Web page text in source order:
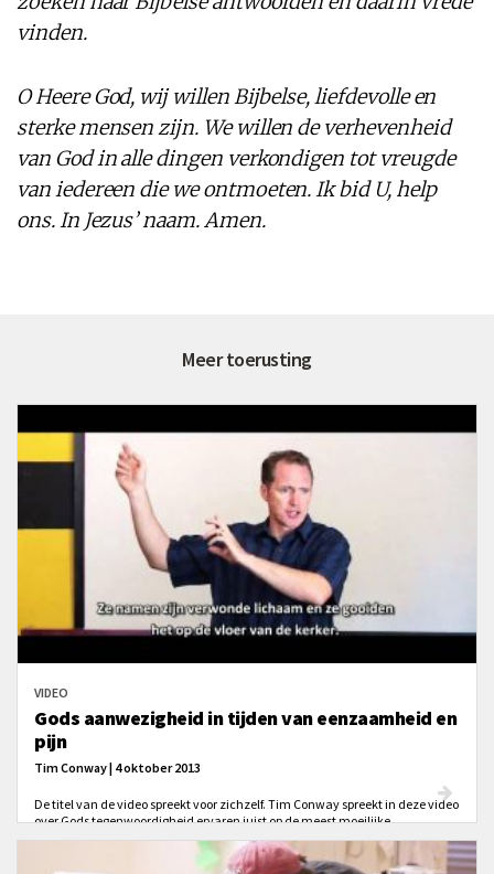
vinden.
O Heere God, wij willen Bijbelse, liefdevolle en
sterke mensen zijn. We willen de verhevenheid
van God in alle dingen verkondigen tot vreugde
van iedereen die we ontmoeten. Ik bid U, help
ons. In Jezus’ naam. Amen.
Meer toerusting
VIDEO
Gods aanwezigheid in tijden van eenzaamheid en
pijn
Tim Conway | 4 oktober 2013
De titel van de video spreekt voor zichzelf. Tim Conway spreekt in deze video
over Gods tegenwoordigheid ervaren juist op de meest moeilijke